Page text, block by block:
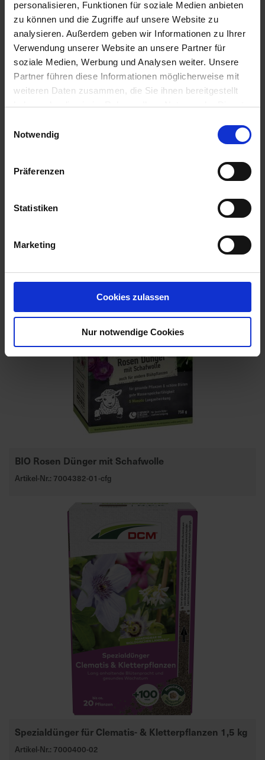
personalisieren, Funktionen für soziale Medien anbieten
zu können und die Zugriffe auf unsere Website zu
analysieren. Außerdem geben wir Informationen zu Ihrer
Verwendung unserer Website an unsere Partner für
soziale Medien, Werbung und Analysen weiter. Unsere
Partner führen diese Informationen möglicherweise mit
weiteren Daten zusammen, die Sie ihnen bereitgestellt
haben oder die sie im Rahmen Ihrer Nutzung der Dienste
Notwendig
Präferenzen
Statistiken
Marketing
Cookies zulassen
Nur notwendige Cookies
BIO Schafwolldünger Mix-Display 1 Display 36 ST 2
Artikel-Nr.: 7004388-D1
BIO Rosen Dünger mit Schafwolle
Artikel-Nr.: 7004382-01-cfg
Spezialdünger für Clematis- & Kletterpflanzen 1,5 kg
Artikel-Nr.: 7000400-02